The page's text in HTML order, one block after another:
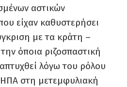
αστικών
είχαν καθυστερήσει
με τα κράτη –
όποια ριζοσπαστική
λόγω του ρόλου
στη μετεμφυλιακή